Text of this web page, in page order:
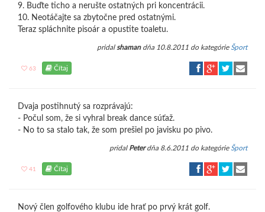
9. Buďte ticho a nerušte ostatných pri koncentrácii.
10. Neotáčajte sa zbytočne pred ostatnými.
Teraz spláchnite pisoár a opustite toaletu.
pridal shamandňa 10.8.2011 do kategórie Šport
63 Čítaj
Dvaja postihnutý sa rozprávajú:
- Počul som, že si vyhral break dance súťaž.
- No to sa stalo tak, že som prešiel po javisku po pivo.
pridal Peterdňa 8.6.2011 do kategórie Šport
41 Čítaj
Nový člen golfového klubu ide hrať po prvý krát golf.